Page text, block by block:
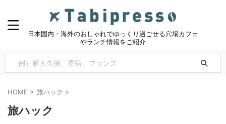
日本国内・海外のおしゃれでゆっくり過ごせる穴場カフェ
やランチ情報をご紹介
HOME > 旅ハック >
旅ハック